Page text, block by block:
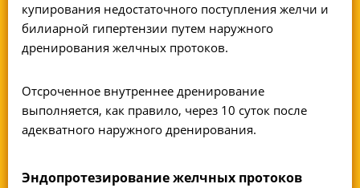
купирования недостаточного поступления желчи и
билиарной гипертензии путем наружного
дренирования желчных протоков.
Отсроченное внутреннее дренирование
выполняется, как правило, через 10 суток после
адекватного наружного дренирования.
Эндопротезирование желчных протоков